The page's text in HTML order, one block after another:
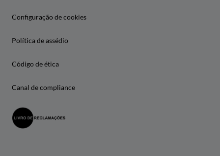
Configuração de cookies
Política de assédio
Código de ética
Canal de compliance